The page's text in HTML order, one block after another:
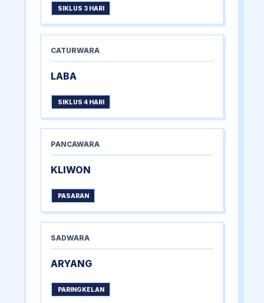
SIKLUS 3 HARI
CATURWARA
LABA
SIKLUS 4 HARI
PANCAWARA
KLIWON
PASARAN
SADWARA
ARYANG
PARINGKELAN